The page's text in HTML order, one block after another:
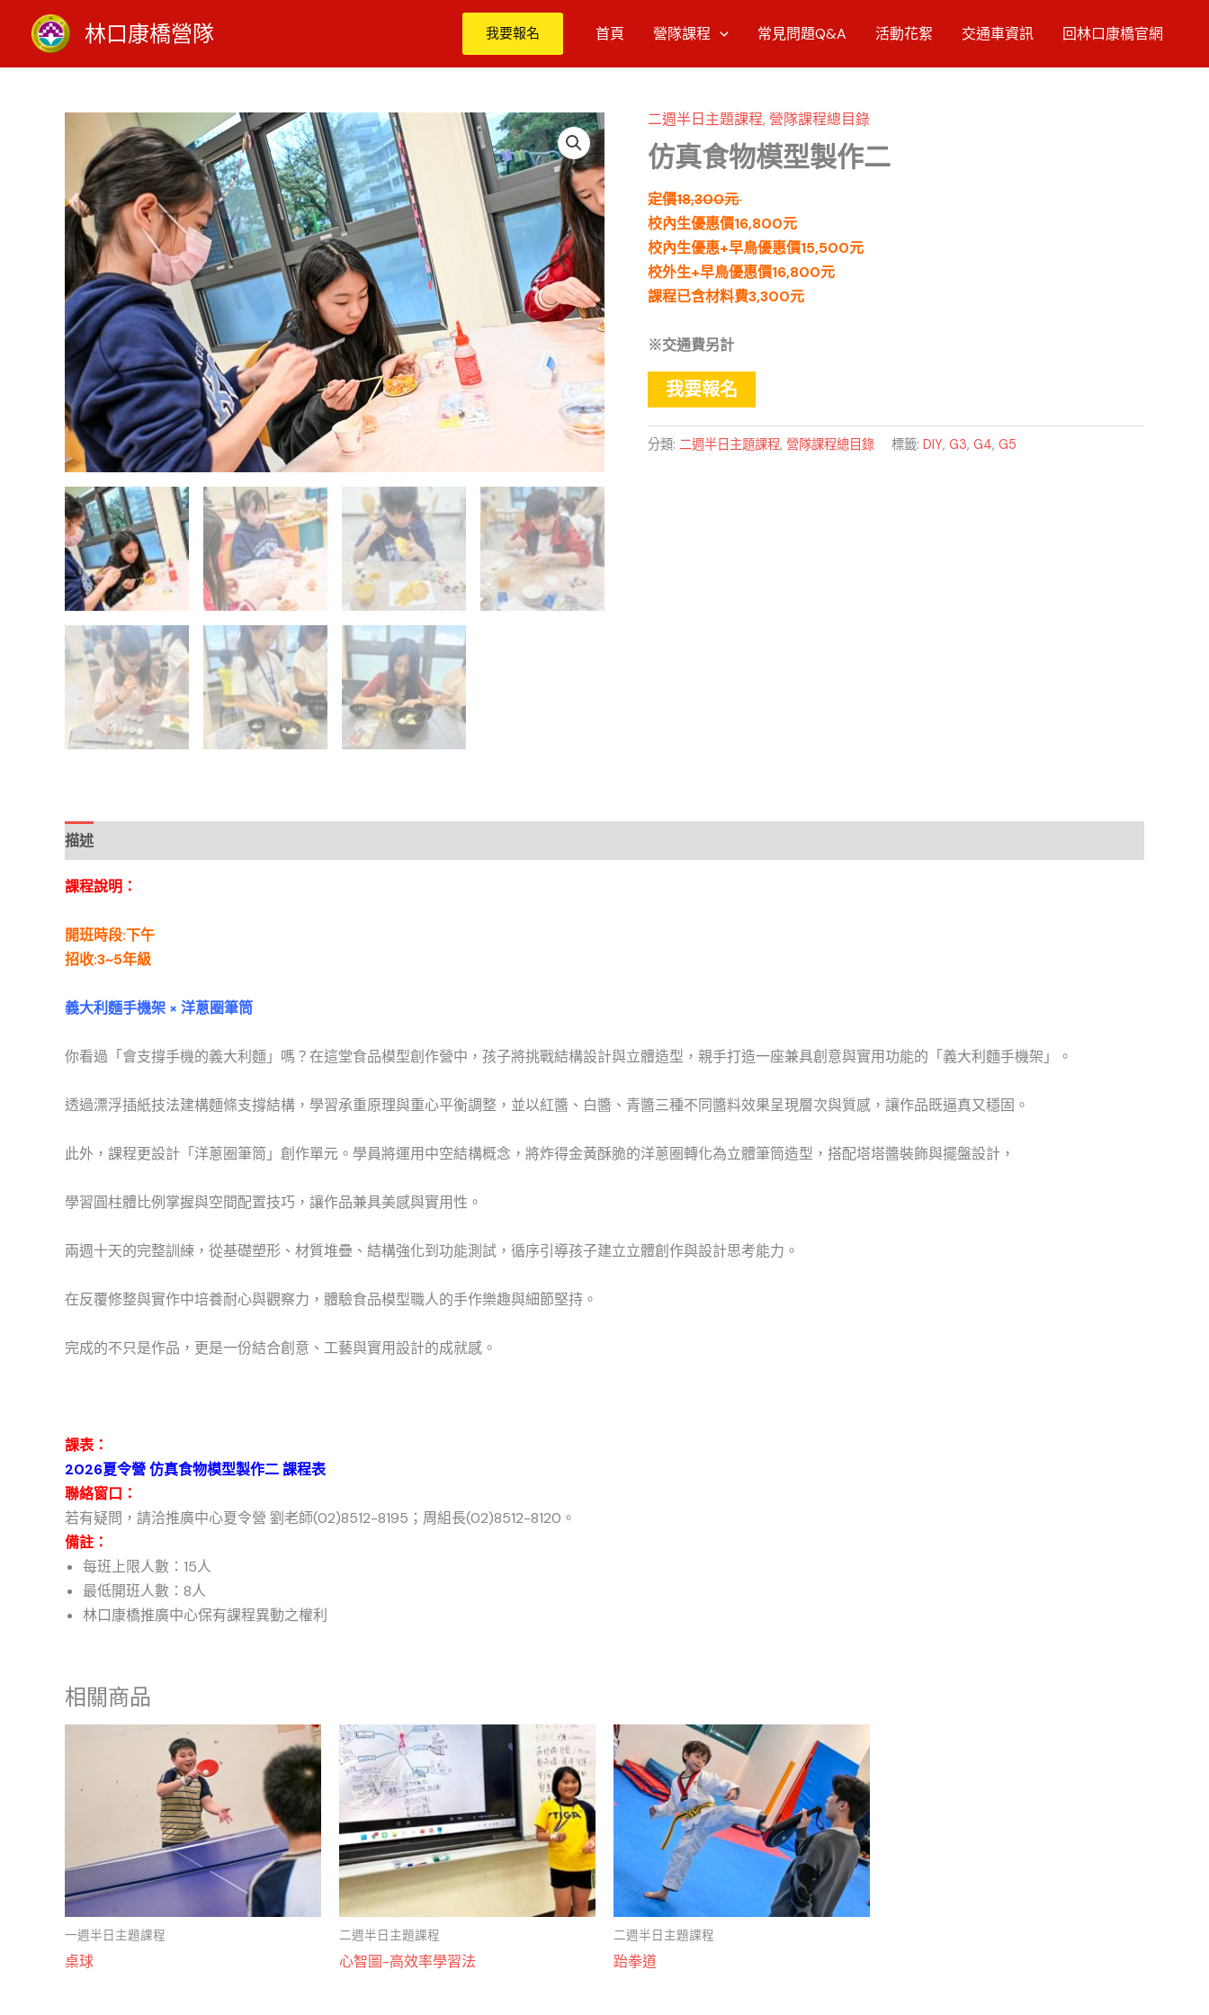
林口康橋營隊 我要報名 首頁 營隊課程 常見問題Q&A 活動花絮 交通車資訊 回林口康橋官網
二週半日主題課程, 營隊課程總目錄
仿真食物模型製作二
定價18,300元
校內生優惠價16,800元
校內生優惠+早鳥優惠價15,500元
校外生+早鳥優惠價16,800元
課程已含材料費3,300元
※交通費另計
我要報名
分類: 二週半日主題課程, 營隊課程總目錄 標籤: DIY, G3, G4, G5
描述
課程說明：
開班時段:下午
招收:3~5年級
義大利麵手機架 × 洋蔥圈筆筒
你看過「會支撐手機的義大利麵」嗎？在這堂食品模型創作營中，孩子將挑戰結構設計與立體造型，親手打造一座兼具創意與實用功能的「義大利麵手機架」。
透過漂浮插紙技法建構麵條支撐結構，學習承重原理與重心平衡調整，並以紅醬、白醬、青醬三種不同醬料效果呈現層次與質感，讓作品既逼真又穩固。
此外，課程更設計「洋蔥圈筆筒」創作單元。學員將運用中空結構概念，將炸得金黃酥脆的洋蔥圈轉化為立體筆筒造型，搭配塔塔醬裝飾與擺盤設計，
學習圓柱體比例掌握與空間配置技巧，讓作品兼具美感與實用性。
兩週十天的完整訓練，從基礎塑形、材質堆疊、結構強化到功能測試，循序引導孩子建立立體創作與設計思考能力。
在反覆修整與實作中培養耐心與觀察力，體驗食品模型職人的手作樂趣與細節堅持。
完成的不只是作品，更是一份結合創意、工藝與實用設計的成就感。
課表：
2026夏令營 仿真食物模型製作二 課程表
聯絡窗口：
若有疑問，請洽推廣中心夏令營 劉老師(02)8512-8195；周組長(02)8512-8120。
備註：
每班上限人數：15人
最低開班人數：8人
林口康橋推廣中心保有課程異動之權利
相關商品
一週半日主題課程
桌球
二週半日主題課程
心智圖-高效率學習法
二週半日主題課程
跆拳道